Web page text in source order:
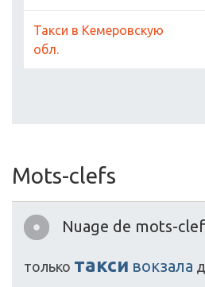
Такси в Кемеровскую
обл.
Mots-clefs
Nuage de mots-
только такси вокзала